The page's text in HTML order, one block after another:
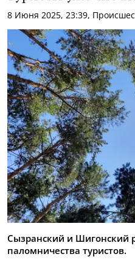
8 Июня 2025, 23:39,
Сызранский и Шигонский
паломничества туристов.